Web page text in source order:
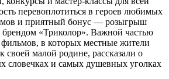
перевоплотиться в героев любимых
и приятный бонус — розыгрыш
«Триколор». Важной частью
фильмов, в которых местные жители
малой родине, рассказали о
словечках и самых душевных уголках